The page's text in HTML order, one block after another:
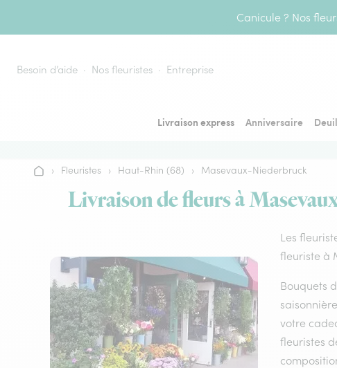
Canicule ? Nos
Besoin d’aide Nos fleuristes Entreprise
Livraison express Anniversaire Deuil
Accueil
› Fleuristes › Haut-Rhin (68) › Masevaux-Niederbruck
Livraison de fleurs à
Les
fleuriste à
Bouquets
votre
fleuristes